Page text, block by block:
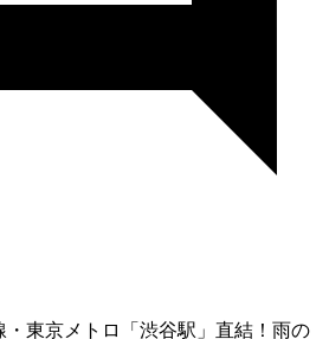
・東京メトロ「渋谷駅」直結！雨の